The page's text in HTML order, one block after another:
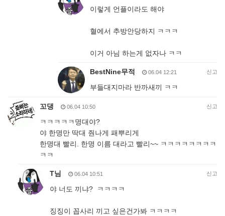
이렇게 언플이라도 해야
혈에서 추방안당하지 ㅋㅋㅋ
이거 아님 하는게 없자나 ㅋㅋ
BestNine무적 06.04 12:21 신고
부들대지마라 반까새끼 ㅋㅋ
꼬댕 06.04 10:50 신고
ㅋㅋㅋㅋㅋ명대야?
야 한명만 딱대 줜나게 패뿌리게
한명대 빨리. 한명 이름 대라고 빨리~~ ㅋㅋㅋㅋㅋㅋㅋㅋ
ㅋㅋ
T님 06.04 10:51 신고
야 너도 끼냐? ㅋㅋㅋㅋ
징징이 꼽사리 끼고 싶은건가봐 ㅋㅋㅋㅋ